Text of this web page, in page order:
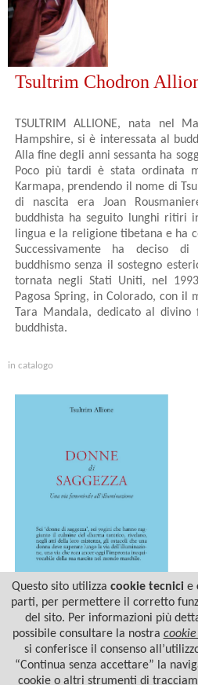
Tsultrim Chodron
TSULTRIM ALLIONE, nata nel
Hampshire, si è interessata al
Alla fine degli anni sessanta ha
Poco più tardi è stata ordinata
Karmapa, prendendo il nome di
di nascita era Joan
buddhista ha seguito lunghi ritiri
lingua e la religione tibetana e ha
Successivamente ha deciso
buddhismo senza il sostegno
tornata negli Stati Uniti, nel
Pagosa Spring, in Colorado, con
Tara Mandala, dedicato al
buddhista.
in catalogo
DONNE DI SAGGEZZA
Questo sito utilizza cookie tecnicie
parti, per permettere il corretto
del sito. Per informazioni più
possibile consultare la nostra
si conferisce il consenso
“Continua senza accettare” la
cookie o altri strumenti di